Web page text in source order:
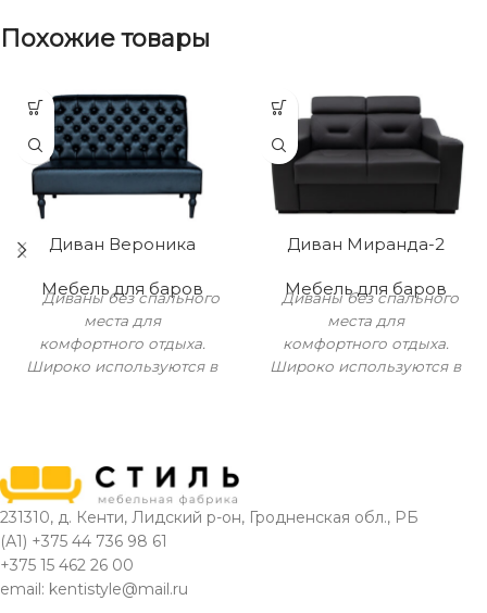
Похожие товары
Диван Вероника
Мебель для баров
Диваны без спального
места для
комфортного отдыха.
Широко используются в
размерам заказчика
Диван Миранда-2
Мебель для баров
Диваны без спального
места для
комфортного отдыха.
Широко используются в
1540 (+/-20)
231310, д. Кенти, Лидский р-он, Гродненская обл., РБ
(А1) +375 44 736 98 61
+375 15 462 26 00
email: kentistyle@mail.ru